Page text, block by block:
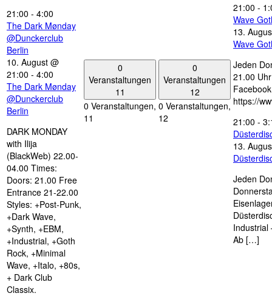
21:00 - 4:00
The Dark Mønday
@Dunckerclub
Berlin
10. August @
21:00 - 4:00
The Dark Mønday
@Dunckerclub
Berlin
DARK MONDAY
with Ilija
(BlackWeb) 22.00-
04.00 Times:
Doors: 21.00 Free
Entrance 21-22.00
Styles: +Post-Punk,
+Dark Wave,
+Synth, +EBM,
+Industrial, +Goth
Rock, +Minimal
Wave, +Italo, +80s,
+ Dark Club
Classix.
0
Veranstaltungen
11
0 Veranstaltungen,
11
0
Veranstaltungen
12
0 Veranstaltungen,
12
21:00 -
Wave
13.
Wave
Jeden
21.00
https://
21:00 -
13.
Jeden
Industrial
Ab […]